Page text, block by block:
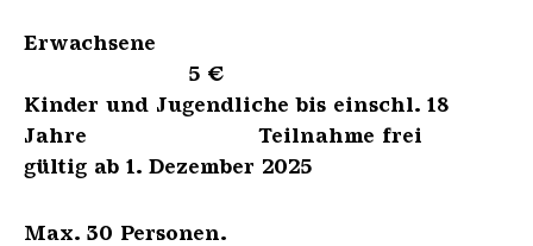
Erwachsene
5 €
Kinder und Jugendliche bis einschl. 18
Jahre Teilnahme frei
gültig ab 1. Dezember 2025
Max. 30 Personen.